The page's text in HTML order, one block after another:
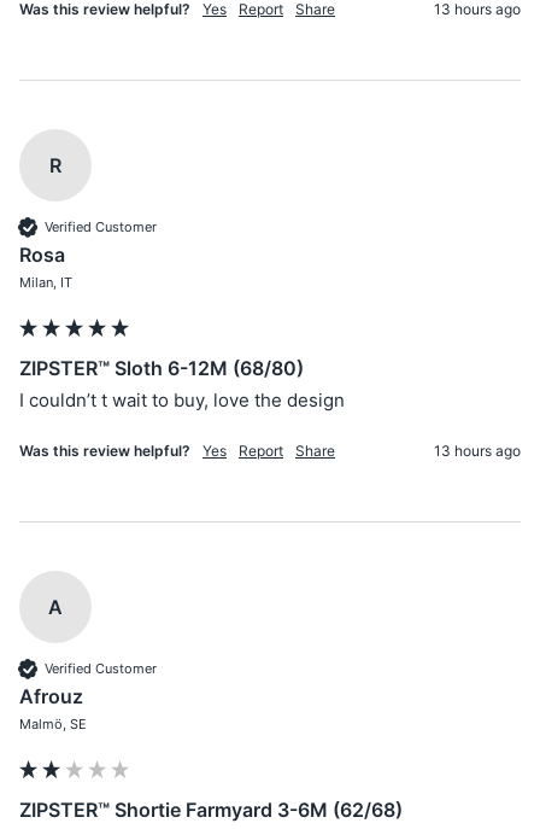
Was this review helpful? Yes Report Share 13 hours ago
R
Verified Customer
Rosa
Milan, IT
ZIPSTER™ Sloth 6-12M (68/80)
I couldn’t t wait to buy, love the design
Was this review helpful? Yes Report Share 13 hours ago
A
Verified Customer
Afrouz
Malmö, SE
ZIPSTER™ Shortie Farmyard 3-6M (62/68)